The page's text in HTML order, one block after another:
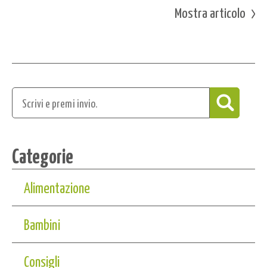
Mostra articolo
Categorie
Alimentazione
Bambini
Consigli